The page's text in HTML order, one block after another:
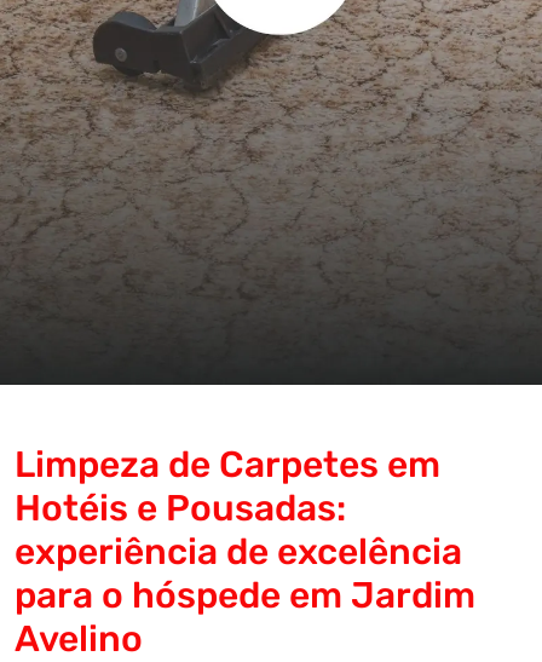
Limpeza de Carpetes em
Hotéis e Pousadas:
experiência de excelência
para o hóspede em Jardim
Avelino